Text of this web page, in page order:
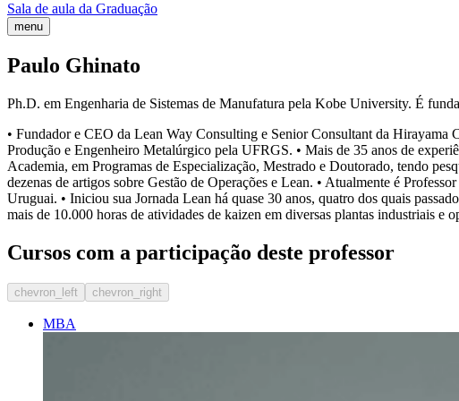
Sala de aula da Graduação
menu
Paulo Ghinato
Ph.D. em Engenharia de Sistemas de Manufatura pela Kobe University. É
• Fundador e CEO da Lean Way Consulting e Senior Consultant da Hirayama
Produção e Engenheiro Metalúrgico pela UFRGS. • Mais de 35 anos de
Academia, em Programas de Especialização, Mestrado e Doutorado, tendo
dezenas de artigos sobre Gestão de Operações e Lean. • Atualmente é
Uruguai. • Iniciou sua Jornada Lean há quase 30 anos, quatro dos quais
mais de 10.000 horas de atividades de kaizen em diversas plantas industriais e
Cursos com a participação deste professor
chevron_left chevron_right
MBA